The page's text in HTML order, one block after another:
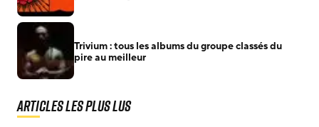
Trivium : tous les albums du groupe classés du
pire au meilleur
Articles les plus lus